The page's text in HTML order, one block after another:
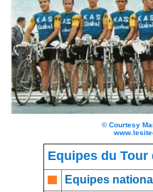
©Courtesy
Equipes du Tour
Equipes